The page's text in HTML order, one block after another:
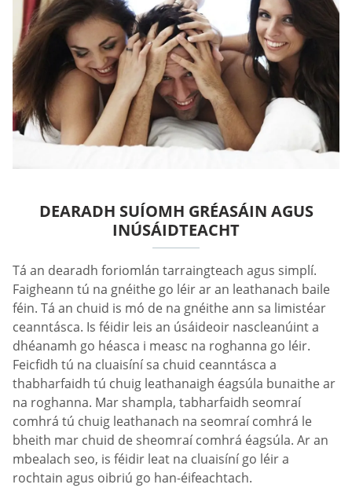
DEARADH SUÍOMH GRÉASÁIN AGUS
INÚSÁIDTEACHT
Tá an dearadh foriomlán tarraingteach agus simplí.
Faigheann tú na gnéithe go léir ar an leathanach baile
féin. Tá an chuid is mó de na gnéithe ann sa limistéar
ceanntásca. Is féidir leis an úsáideoir nascleanúint a
dhéanamh go héasca i measc na roghanna go léir.
Feicfidh tú na cluaisíní sa chuid ceanntásca a
thabharfaidh tú chuig leathanaigh éagsúla bunaithe ar
na roghanna. Mar shampla, tabharfaidh seomraí
comhrá tú chuig leathanach na seomraí comhrá le
bheith mar chuid de sheomraí comhrá éagsúla. Ar an
mbealach seo, is féidir leat na cluaisíní go léir a
rochtain agus oibriú go han-éifeachtach.